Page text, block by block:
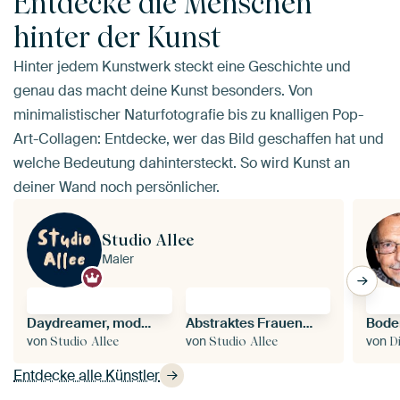
hinter der Kunst
Hinter jedem Kunstwerk steckt eine Geschichte und
genau das macht deine Kunst besonders. Von
minimalistischer Naturfotografie bis zu knalligen Pop-
Art-Collagen: Entdecke, wer das Bild geschaffen hat und
welche Bedeutung dahintersteckt. So wird Kunst an
deiner Wand noch persönlicher.
Entdecke alle Künstler
Studio Allee
Maler
Daydreamer, modern und abstrakt in Erdtönen
vonStudio Allee
Abstraktes Frauenporträt mit Blumen in Grün und Rosa
vonStudio Allee von